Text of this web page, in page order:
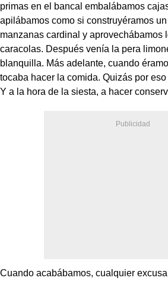
primas en el bancal embalábamos
apilábamos como si construyéramos
manzanas cardinal y aprovechábamos
caracolas. Después venía la pera
blanquilla. Más adelante, cuando
tocaba hacer la comida. Quizás por
Y a la hora de la siesta, a hacer
Cuando acabábamos, cualquier